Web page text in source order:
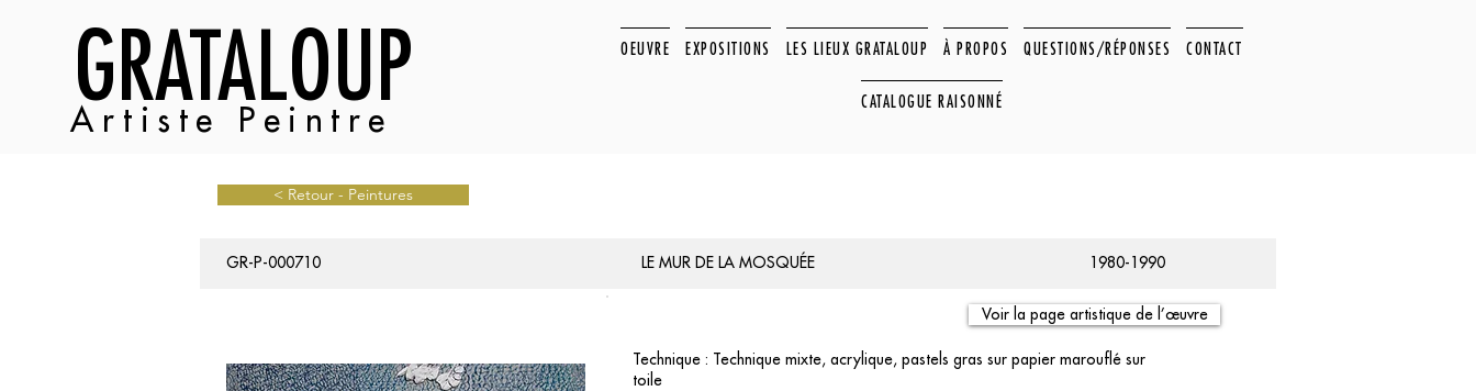
GRATALOUP
Artiste Peintre
OEUVRE EXPOSITIONS LES LIEUX GRATALOUP À PROPOS QUESTIONS/RÉPONSES CONTACT
CATALOGUE RAISONNÉ
< Retour - Peintures
GR-P-000710 LE MUR DE LA MOSQUÉE 1980-1990
Voir la page artistique de l’œuvre
Technique : Technique mixte, acrylique, pastels gras sur papier marouflé sur
toile